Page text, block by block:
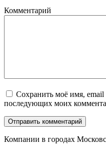
Комментарий
Сохранить моё имя, email
последующих моих
Компании в городах